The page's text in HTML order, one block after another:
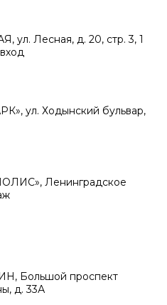
Лесная, д. 20, стр. 3, 1
ул. Ходынский бульвар,
Ленинградское
Большой проспект
д. 33А